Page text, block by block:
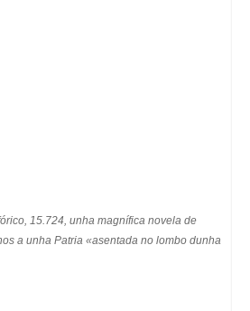
15.724, unha magnífica novela de
a unha Patria «asentada no lombo dunha